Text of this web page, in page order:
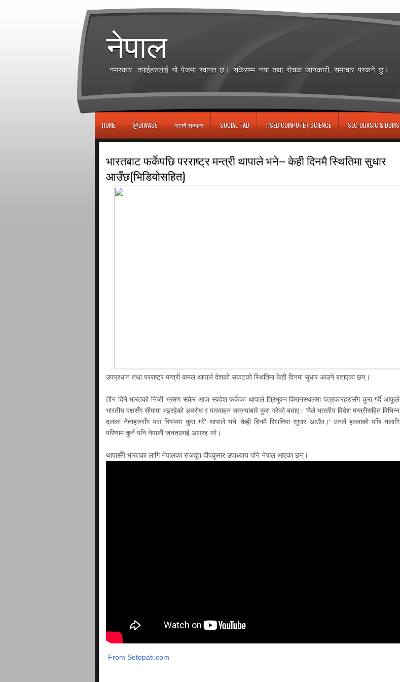
नेपाल
नमस्कार, तपाईहरुलाई यो पेजमा स्वागत छ। सकेसम्म नया तथा रोचक जानकारी, समाचार पस्कने छु।
HOME @BIWAS5 आफ्नै शब्दहरु SOCIAL TAB HSEB COMPUTER SCIENCE SLC-QBASIC & DBMS
भारतबाट फर्केपछि परराष्ट्र मन्त्री थापाले भने– केही दिनमै स्थितिमा सुधार
आउँछ(भिडियोसहित)
उपप्रधान तथा परराष्ट्र मन्त्री कमल थापाले देशको संकटको स्थितिमा केही दिनमा सुधार आउने बताएका छन्।
तीन दिने भारतको निजी भ्रमण सकेर आज स्वदेश फर्केका थापाले त्रिभुवन विमानस्थलमा पत्रकारहरुसँग कुरा गर्दै आफूले
भारतीय पक्षसँग सीमामा भइरहेको अवरोध र पारवाहन समस्याबारे कुरा गरेको बताए। ‘मैले भारतीय विदेश मन्त्रीसहित विभिन्न
दलका नेताहरुसँग यस विषयमा कुरा गरें‘ थापाले भने ‘केही दिनमै स्थितिमा सुधार आउँछ।‘ उनले हल्लाको पछि नलागि
परिणाम कुर्न पनि नेपाली जनतालाई आग्रह गरे।
थापासँगै भारतका लागि नेपालका राजदूत दीपकुमार उपाध्याय पनि नेपाल आएका छन्।
From Setopati.com